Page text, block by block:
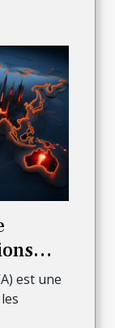
est une